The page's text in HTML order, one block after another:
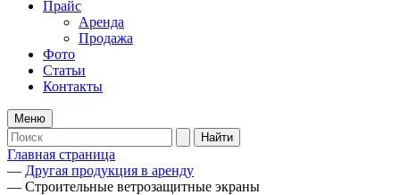
Прайс
Аренда
Продажа
Фото
Статьи
Контакты
Меню
Главная страница
— Другая продукция в аренду
— Строительные ветрозащитные экраны